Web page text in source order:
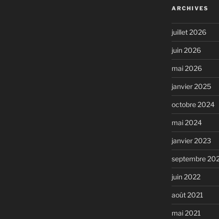
ARCHIVES
juillet 2026
juin 2026
mai 2026
janvier 2025
octobre 2024
mai 2024
janvier 2023
septembre
juin 2022
août 2021
mai 2021